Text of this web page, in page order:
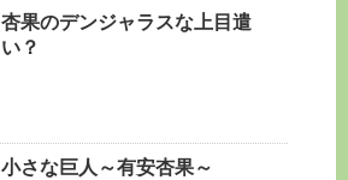
杏果のデンジャラスな上目遣
い？
小さな巨人～有安杏果～